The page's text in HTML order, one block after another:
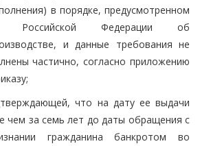
в порядке, предусмотренном
Российской Федерации об
и данные требования не
частично, согласно приложению
что на дату ее выдачи
чем за семь лет до даты обращения с
гражданина банкротом во